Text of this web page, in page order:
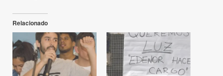
Relacionado